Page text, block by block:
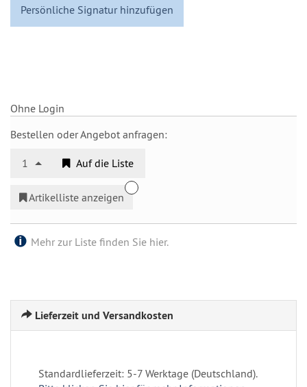
Persönliche Signatur hinzufügen
Ohne Login
Bestellen oder Angebot anfragen:
1 Auf die Liste
Artikelliste anzeigen
Mehr zur Liste finden Sie hier.
Lieferzeit und Versandkosten
Standardlieferzeit: 5-7 Werktage (Deutschland).